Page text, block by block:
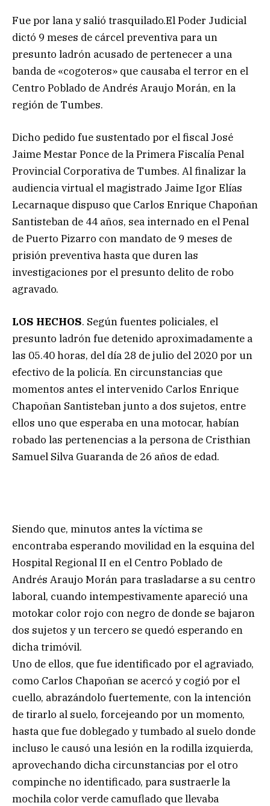
Fue por lana y salió trasquilado.El Poder Judicial
dictó 9 meses de cárcel preventiva para un
presunto ladrón acusado de pertenecer a una
banda de «cogoteros» que causaba el terror en el
Centro Poblado de Andrés Araujo Morán, en la
región de Tumbes.
Dicho pedido fue sustentado por el fiscal José
Jaime Mestar Ponce de la Primera Fiscalía Penal
Provincial Corporativa de Tumbes. Al finalizar la
audiencia virtual el magistrado Jaime Igor Elías
Lecarnaque dispuso que Carlos Enrique Chapoñan
Santisteban de 44 años, sea internado en el Penal
de Puerto Pizarro con mandato de 9 meses de
prisión preventiva hasta que duren las
investigaciones por el presunto delito de robo
agravado.
LOS HECHOS. Según fuentes policiales, el
presunto ladrón fue detenido aproximadamente a
las 05.40 horas, del día 28 de julio del 2020 por un
efectivo de la policía. En circunstancias que
momentos antes el intervenido Carlos Enrique
Chapoñan Santisteban junto a dos sujetos, entre
ellos uno que esperaba en una motocar, habían
robado las pertenencias a la persona de Cristhian
Samuel Silva Guaranda de 26 años de edad.
Siendo que, minutos antes la víctima se
encontraba esperando movilidad en la esquina del
Hospital Regional II en el Centro Poblado de
Andrés Araujo Morán para trasladarse a su centro
laboral, cuando intempestivamente apareció una
motokar color rojo con negro de donde se bajaron
dos sujetos y un tercero se quedó esperando en
dicha trimóvil.
Uno de ellos, que fue identificado por el agraviado,
como Carlos Chapoñan se acercó y cogió por el
cuello, abrazándolo fuertemente, con la intención
de tirarlo al suelo, forcejeando por un momento,
hasta que fue doblegado y tumbado al suelo donde
incluso le causó una lesión en la rodilla izquierda,
aprovechando dicha circunstancias por el otro
compinche no identificado, para sustraerle la
mochila color verde camuflado que llevaba